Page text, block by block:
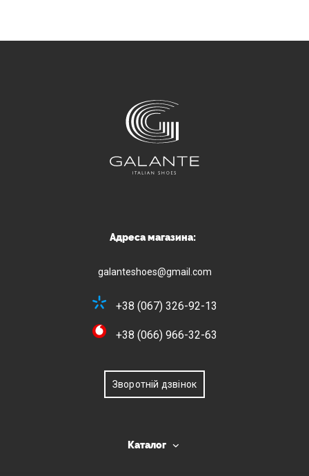
Адреса магазина:
galanteshoes@gmail.com
+38 (067) 326-92-13
+38 (066) 966-32-63
Зворотній дзвінок
Каталог